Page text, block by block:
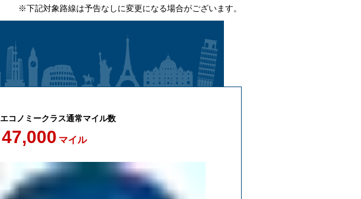
※下記対象路線は予告なしに変更になる場合がございます。
エコノミークラス通常マイル数
47,000 マイル